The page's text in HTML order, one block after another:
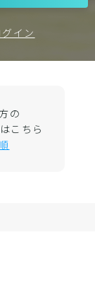
グイン
の
こちら